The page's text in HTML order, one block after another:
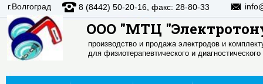
ООО "МТЦ
производство и продажа электродов и
для физиотерапевтического и
г.Волгоград 8 (8442) 50-20-16, факс: 28-80-33